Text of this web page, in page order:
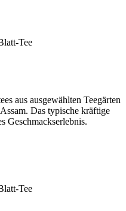
Tee
aus ausgewählten Teegärten
Das typische kräftige
Geschmackserlebnis.
Tee